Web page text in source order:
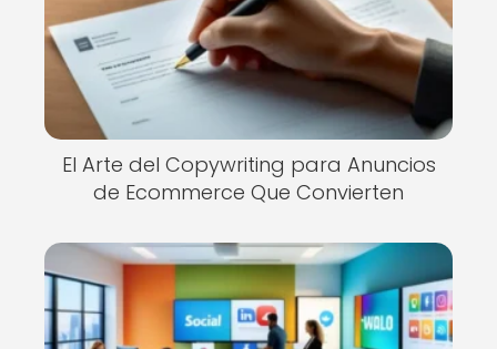
El Arte del Copywriting para Anuncios
de Ecommerce Que Convierten